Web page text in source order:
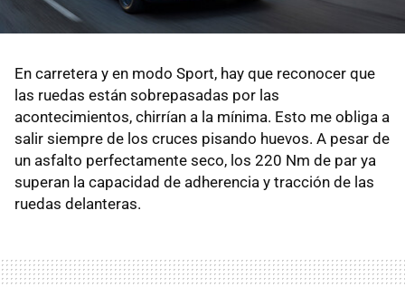
En carretera y en modo Sport, hay que reconocer que
las ruedas están sobrepasadas por las
acontecimientos, chirrían a la mínima. Esto me obliga a
salir siempre de los cruces pisando huevos. A pesar de
un asfalto perfectamente seco, los 220 Nm de par ya
superan la capacidad de adherencia y tracción de las
ruedas delanteras.